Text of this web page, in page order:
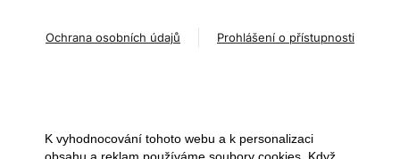
Ochrana osobních údajů Prohlášení o přístupnosti
K vyhodnocování tohoto webu a k personalizaci